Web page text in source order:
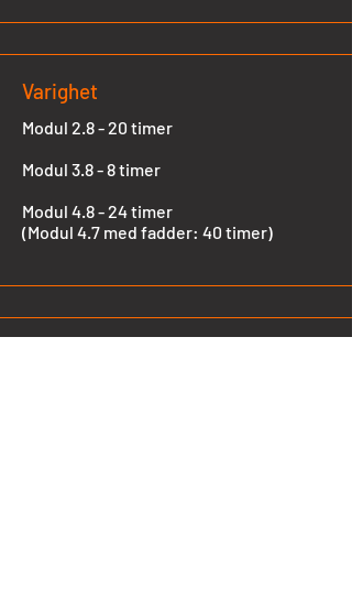
Varighet
​Modul 2.8 - 20 timer
Modul 3.8 - 8 timer
Modul 4.8 - 24 timer
​(Modul 4.7 med fadder: 40 timer)